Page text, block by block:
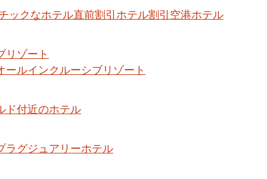
ックなホテル直前割引ホテル割引 空港ホテル
リゾート
ールインクルーシブリゾート
ド付近のホテル
ラグジュアリーホテル